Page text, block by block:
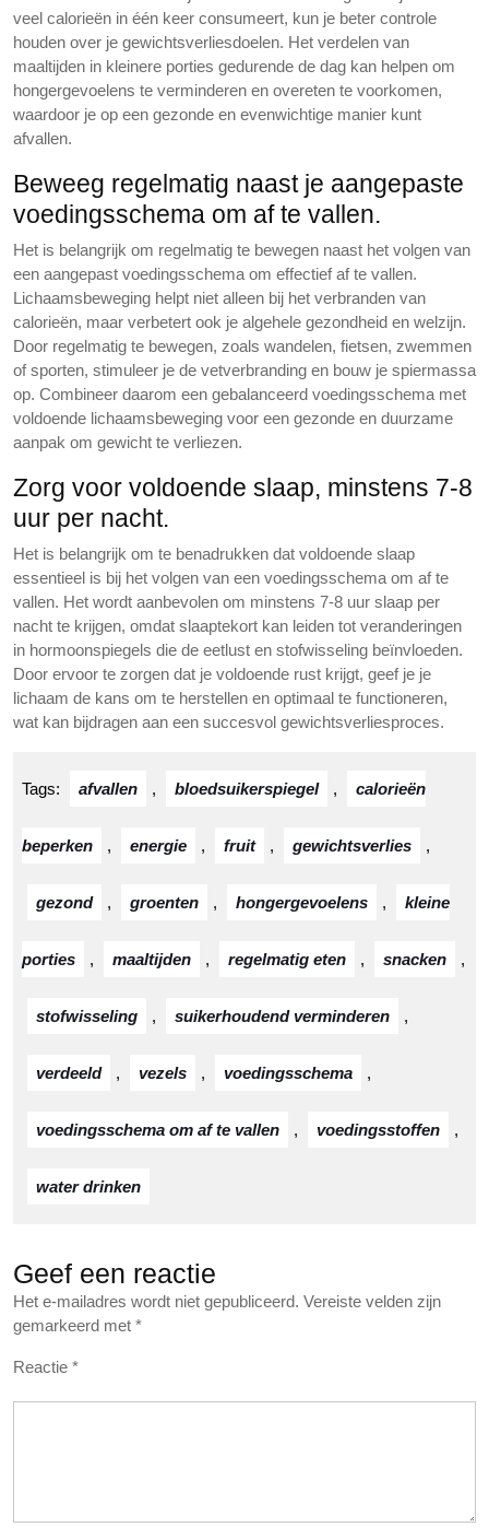
veel calorieën in één keer consumeert, kun je beter controle
houden over je gewichtsverliesdoelen. Het verdelen van
maaltijden in kleinere porties gedurende de dag kan helpen om
hongergevoelens te verminderen en overeten te voorkomen,
waardoor je op een gezonde en evenwichtige manier kunt
afvallen.
Beweeg regelmatig naast je aangepaste
voedingsschema om af te vallen.
Het is belangrijk om regelmatig te bewegen naast het volgen van
een aangepast voedingsschema om effectief af te vallen.
Lichaamsbeweging helpt niet alleen bij het verbranden van
calorieën, maar verbetert ook je algehele gezondheid en welzijn.
Door regelmatig te bewegen, zoals wandelen, fietsen, zwemmen
of sporten, stimuleer je de vetverbranding en bouw je spiermassa
op. Combineer daarom een gebalanceerd voedingsschema met
voldoende lichaamsbeweging voor een gezonde en duurzame
aanpak om gewicht te verliezen.
Zorg voor voldoende slaap, minstens 7-8
uur per nacht.
Het is belangrijk om te benadrukken dat voldoende slaap
essentieel is bij het volgen van een voedingsschema om af te
vallen. Het wordt aanbevolen om minstens 7-8 uur slaap per
nacht te krijgen, omdat slaaptekort kan leiden tot veranderingen
in hormoonspiegels die de eetlust en stofwisseling beïnvloeden.
Door ervoor te zorgen dat je voldoende rust krijgt, geef je je
lichaam de kans om te herstellen en optimaal te functioneren,
wat kan bijdragen aan een succesvol gewichtsverliesproces.
Tags: afvallen , bloedsuikerspiegel , calorieën
beperken , energie , fruit , gewichtsverlies ,
gezond , groenten , hongergevoelens , kleine
porties , maaltijden , regelmatig eten , snacken ,
stofwisseling , suikerhoudend verminderen ,
verdeeld , vezels , voedingsschema ,
voedingsschema om af te vallen , voedingsstoffen ,
water drinken
Geef een reactie
Het e-mailadres wordt niet gepubliceerd. Vereiste velden zijn
gemarkeerd met *
Reactie *